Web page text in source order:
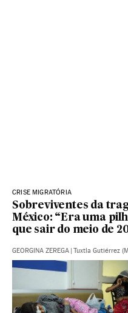
CRISE MIGRATÓRIA
Sobreviventes da
México: “Era uma
que sair do meio de
GEORGINA ZEREGA | Tuxtla Gutiérrez